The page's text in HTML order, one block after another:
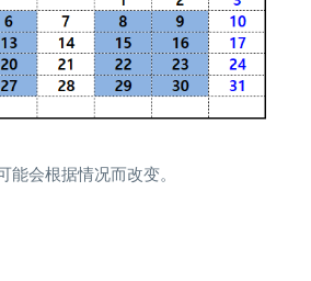
能会根据情况而改变。